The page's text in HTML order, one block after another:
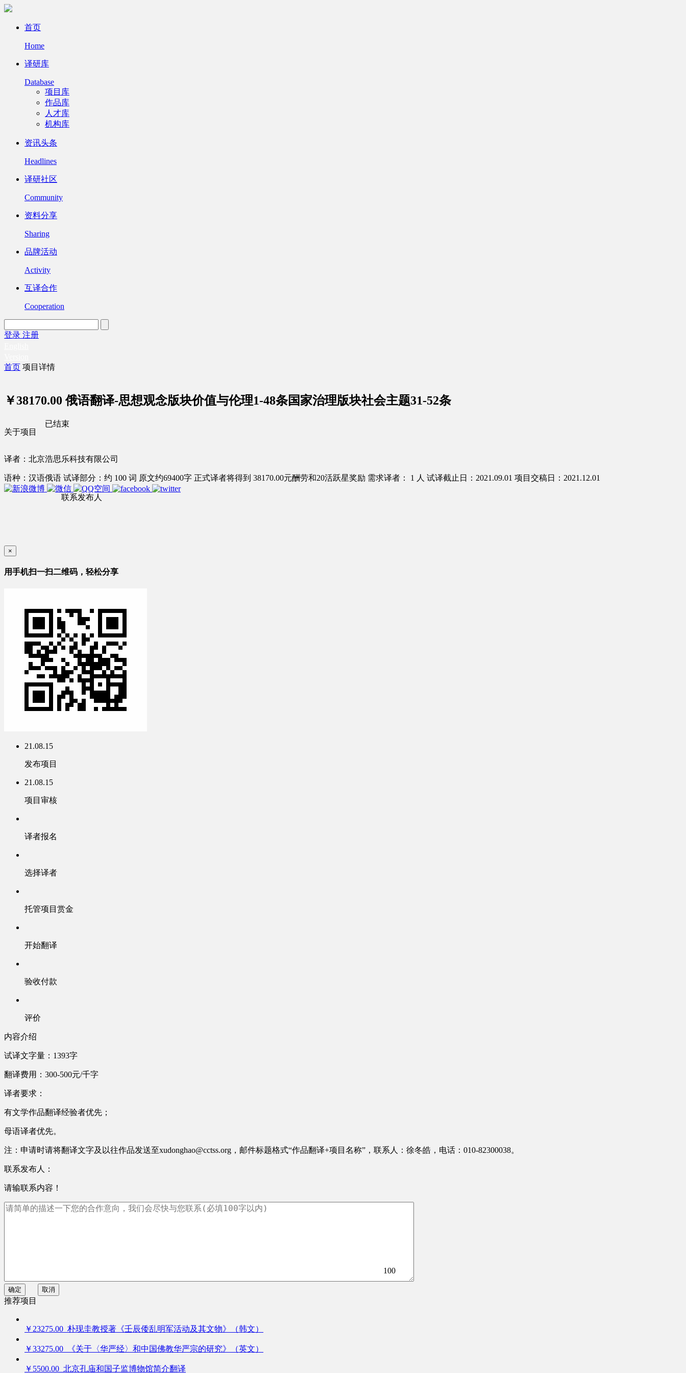
首页
Home
译研库
Database
项目库
作品库
人才库
机构库
资讯头条
Headlines
译研社区
Community
资料分享
Sharing
品牌活动
Activity
互译合作
Cooperation
登录 注册
首页 项目详情
￥38170.00 俄语翻译-思想观念版块价值与伦理1-48条国家治理版块社会主题31-52条
关于项目
译者：北京浩思乐科技有限公司
语种：汉语俄语 试译部分：约 100 词 原文约69400字 正式译者将得到 38170.00元酬劳和20活跃星奖励 需求译者： 1 人 试译截止日：2021.09.01 项目交稿日：2021.12.01
联系发布人
已结束
×
用手机扫一扫二维码，轻松分享
21.08.15
发布项目
21.08.15
项目审核
译者报名
选择译者
托管项目赏金
开始翻译
验收付款
评价
内容介绍
试译文字量：1393字
翻译费用：300-500元/千字
译者要求：
有文学作品翻译经验者优先；
母语译者优先。
注：申请时请将翻译文字及以往作品发送至xudonghao@cctss.org，邮件标题格式“作品翻译+项目名称”，联系人：徐冬皓，电话：010-82300038。
联系发布人：
请输联系内容！
100
确定 取消
推荐项目
￥23275.00 朴现圭教授著《壬辰倭乱明军活动及其文物》（韩文）
￥33275.00 《关于〈华严经〉和中国佛教华严宗的研究》（英文）
￥5500.00 北京孔庙和国子监博物馆简介翻译